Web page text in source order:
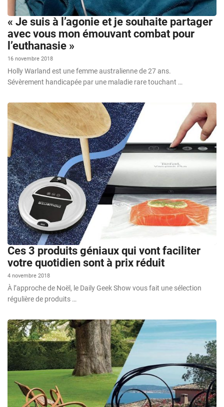
« Je suis à l’agonie et je souhaite partager
avec vous mon émouvant combat pour
l’euthanasie »
16 novembre 2018
Holly Warland est une femme australienne de 27 ans.
Sévèrement handicapée par une maladie rare touchant …
Ces 3 produits géniaux qui vont faciliter
votre quotidien sont à prix réduit
4 novembre 2018
À l’approche de Noël, le Daily Geek Show vous fait une sélection
régulière de produits …